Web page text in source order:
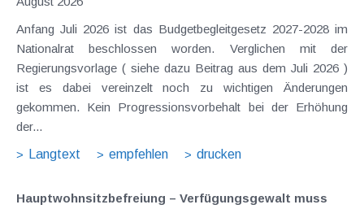
Anfang Juli 2026 ist das Budgetbegleitgesetz 2027-2028 im
Nationalrat beschlossen worden. Verglichen mit der
Regierungsvorlage ( siehe dazu Beitrag aus dem Juli 2026 )
ist es dabei vereinzelt noch zu wichtigen Änderungen
gekommen. Kein Progressionsvorbehalt bei der Erhöhung
der...
Langtext
empfehlen drucken
Hauptwohnsitz​­befreiung – Verfügungsgewalt muss